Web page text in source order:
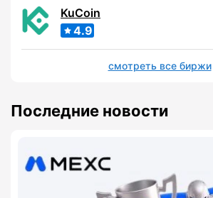
KuCoin
4.9
смотреть все биржи
Последние новости